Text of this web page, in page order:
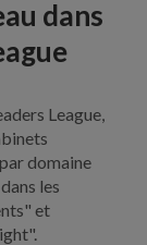
dans
League,
domaine
les
et